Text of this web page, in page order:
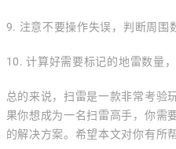
9. 注意不要操作失误，判断周围
10. 计算好需要标记的地雷数量
总的来说，扫雷是一款非常考验
果你想成为一名扫雷高手，你需
的解决方案。希望本文对你有所